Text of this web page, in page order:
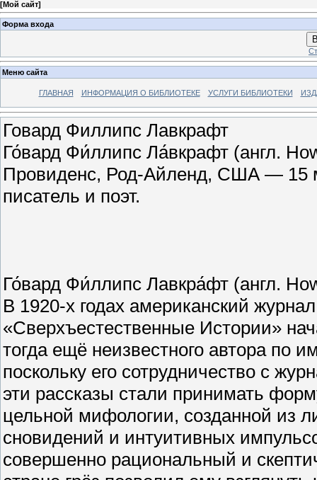
[Мой сайт]
Форма входа
Меню сайта
ГЛАВНАЯ ИНФОРМАЦИЯ О БИБЛИОТЕКЕ УСЛУГИ БИБЛИОТЕКИ
Говард Филлипс Лавкрафт
Го́вард Фи́ллипс Ла́вкрафт (англ.
Провиденс, Род-Айленд, США — 15
писатель и поэт.
Го́вард Фи́ллипс Лавкра́фт (англ.
В 1920-х годах американский
«Сверхъестественные Истории»
тогда ещё неизвестного автора по
поскольку его сотрудничество с
эти рассказы стали принимать
цельной мифологии, созданной из
сновидений и интуитивных
совершенно рациональный и